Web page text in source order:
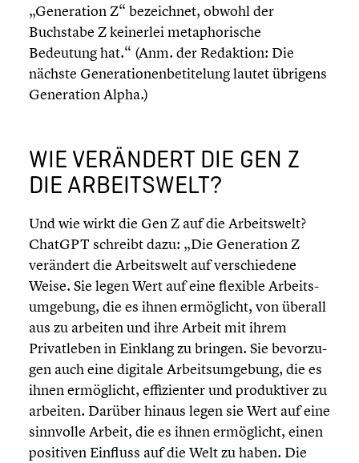
„Genera­tion Z“ bezeich­net, obwohl der
Buchstabe Z keinerlei metapho­ri­sche
Bedeutung hat.“ (Anm. der Redaktion: Die
nächste Genera­tio­nen­be­ti­telung lautet übrigens
Genera­tion Alpha.)
WIE VERÄNDERT DIE GEN Z
DIE ARBEITS­WELT?
Und wie wirkt die Gen Z auf die Arbeits­welt?
ChatGPT schreibt dazu: „Die Genera­tion Z
verändert die Arbeits­welt auf verschie­dene
Weise. Sie legen Wert auf eine flexible Arbeits­
um­ge­bung, die es ihnen ermög­licht, von überall
aus zu arbeiten und ihre Arbeit mit ihrem
Privat­le­ben in Einklang zu bringen. Sie bevor­zu­
gen auch eine digitale Arbeits­um­ge­bung, die es
ihnen ermög­licht, effizi­en­ter und produk­ti­ver zu
arbeiten. Darüber hinaus legen sie Wert auf eine
sinnvolle Arbeit, die es ihnen ermög­licht, einen
positiven Einfluss auf die Welt zu haben. Die